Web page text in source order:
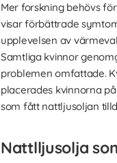
Mer forskning behövs
visar förbättrade
upplevelsen av
Samtliga kvinnor
problemen omfattade.
placerades kvinnorna
som fått nattljusoljan
Nattlljusolja